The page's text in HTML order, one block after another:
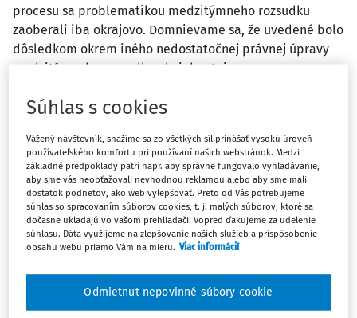
procesu sa problematikou medzitýmneho rozsudku
zaoberali iba okrajovo. Domnievame sa, že uvedené bolo
dôsledkom okrem iného nedostatočnej právnej úpravy
medzitýmneho rozsudku obsiahnutej...
prof. JUDr. Marek Števček DrSc.
Martin Hrčka
Vydané: 5. 3. 2026 / 67 minút čítania
ČLÁNKY
K exekúcii vedenej na nehnuteľnosť
zaťaženú záložným právom
Úvod Hľadanie odpovede na otázku, či je súdny exekútor
nehnuteľnosti zapísanej v katastri nehnuteľnosti za
stavu, keď: - na nehnuteľnosti viazne zmluvné záložné
Súhlas s cookies
Vážený návštevník, snažíme sa zo všetkých síl prinášať vysokú úroveň
používateľského komfortu pri používaní našich webstránok. Medzi
základné predpoklady patrí napr. aby správne fungovalo vyhľadávanie,
aby sme vás neobťažovali nevhodnou reklamou alebo aby sme mali
dostatok podnetov, ako web vylepšovať. Preto od Vás potrebujeme
súhlas so spracovaním súborov cookies, t. j. malých súborov, ktoré sa
dočasne ukladajú vo vašom prehliadači. Vopred ďakujeme za udelenie
súhlasu. Dáta využijeme na zlepšovanie našich služieb a prispôsobenie
obsahu webu priamo Vám na mieru. Viac informácií
Odmietnut nepovinné súbory cookie